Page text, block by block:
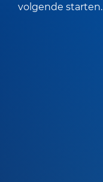
volgende starten.